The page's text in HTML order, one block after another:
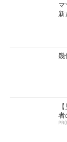
マ
新
幾
者